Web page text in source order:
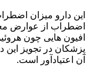
این دارو میزان
اضطراب از عوارض
افیون هایی چون
پزشکان در تجویز این
آن اعتیادآور است.